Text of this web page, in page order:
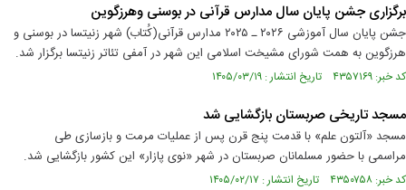
برگزاری جشن پایان سال مدارس قرآنی در بوسنی وهرزگوین
جشن پایان سال آموزشی ۲۰۲۶ ـ ۲۰۲۵ مدارس قرآنی(کُتاب) شهر زنیتسا در بوسنی و
هرزگوین به همت شورای مشیخت اسلامی این شهر در آمفی تئاتر زنیتسا برگزار شد.
کد خبر: ۴۳۵۷۱۶۹ تاریخ انتشار : ۱۴۰۵/۰۳/۱۹
مسجد تاریخی صربستان بازگشایی شد
مسجد «آلتون علم» با قدمت پنج قرن پس از عملیات مرمت و بازسازی طی
مراسمی با حضور مسلمانان صربستان در شهر «نوی پازار» این کشور بازگشایی شد.
کد خبر: ۴۳۵۰۷۵۸ تاریخ انتشار : ۱۴۰۵/۰۲/۱۷